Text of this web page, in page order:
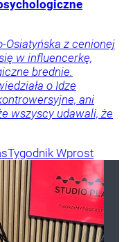
Osiatyńska z cenionej
w influencerkę,
brednie.
o Idze
ani
wszyscy udawali, że
Tygodnik Wprost